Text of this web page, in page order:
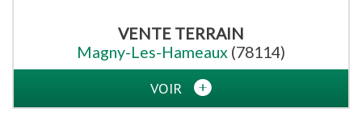
VENTE TERRAIN
Magny-Les-Hameaux (78114)
VOIR